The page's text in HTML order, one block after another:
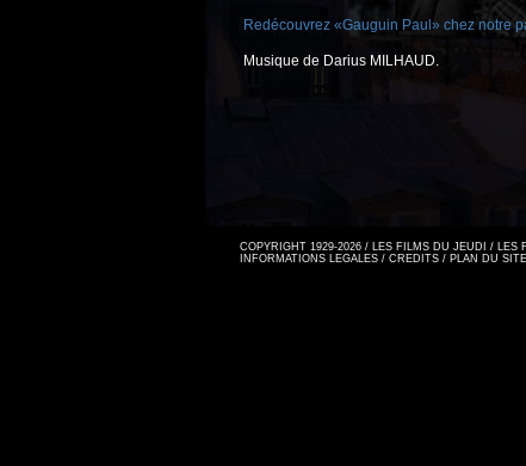
Redécouvrez «Gauguin Paul» chez notre
Musique de Darius MILHAUD.
COPYRIGHT 1929-2026 / LES FILMS DU JEUDI / LES
INFORMATIONS LEGALES / CREDITS / PLAN DU SITE